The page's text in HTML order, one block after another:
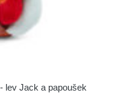
lev Jack a papoušek